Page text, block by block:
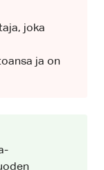
joka
ja on